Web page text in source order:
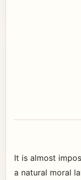
It is almost
a natural moral